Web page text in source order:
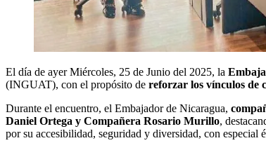
El día de ayer Miércoles, 25 de Junio del 2025, la
(INGUAT), con el propósito de reforzar los vínculos de
Durante el encuentro, el Embajador de Nicaragua,
Daniel Ortega y Compañera Rosario Murillo,
por su accesibilidad, seguridad y diversidad, con especial